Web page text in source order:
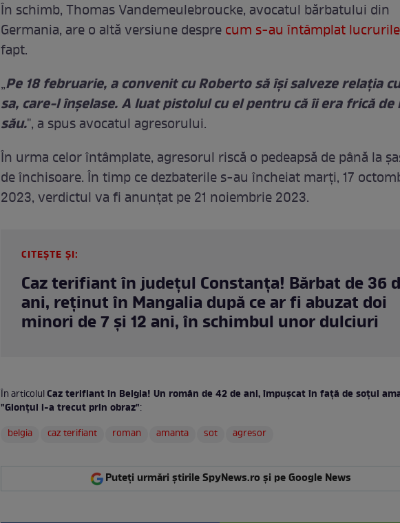
În schimb, Thomas Vandemeulebroucke, avocatul bărbatului din
Germania, are o altă versiune desprecum s-au întâmplat lucrurile
fapt.
„Pe 18 februarie, a convenit cu Roberto să își salveze relația
sa, care-l înșelase. A luat pistolul cu el pentru că îi era frică
său.", a spus avocatul agresorului.
În urma celor întâmplate, agresorul riscă o pedeapsă de până la
de închisoare. În timp ce dezbaterile s-au încheiat marți, 17
2023, verdictul va fi anunțat pe 21 noiembrie 2023.
CITEȘTE ȘI:
Caz terifiant în județul Constanța! Bărbat de 36
ani, reţinut în Mangalia după ce ar fi abuzat doi
minori de 7 și 12 ani, în schimbul unor dulciuri
În articolulCaz terifiant în Belgia! Un român de 42 de ani, împuşcat în faţă de soţul
"Glonțul i-a trecut prin obraz":
belgia
caz terifiant roman amanta sot agresor
Puteți urmări știrile SpyNews.ro și pe Google News